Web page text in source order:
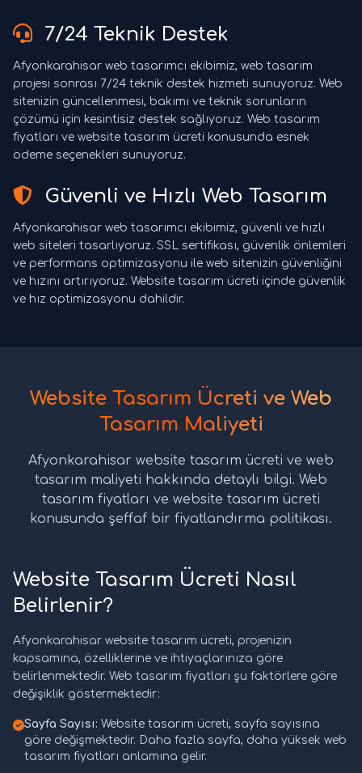
7/24 Teknik Destek
Afyonkarahisar web tasarımcı ekibimiz, web tasarım
projesi sonrası 7/24 teknik destek hizmeti sunuyoruz. Web
sitenizin güncellenmesi, bakımı ve teknik sorunların
çözümü için kesintisiz destek sağlıyoruz. Web tasarım
fiyatları ve website tasarım ücreti konusunda esnek
ödeme seçenekleri sunuyoruz.
Güvenli ve Hızlı Web Tasarım
Afyonkarahisar web tasarımcı ekibimiz, güvenli ve hızlı
web siteleri tasarlıyoruz. SSL sertifikası, güvenlik önlemleri
ve performans optimizasyonu ile web sitenizin güvenliğini
ve hızını artırıyoruz. Website tasarım ücreti içinde güvenlik
ve hız optimizasyonu dahildir.
Website Tasarım Ücreti ve Web
Tasarım Maliyeti
Afyonkarahisar website tasarım ücreti ve web
tasarım maliyeti hakkında detaylı bilgi. Web
tasarım fiyatları ve website tasarım ücreti
konusunda şeffaf bir fiyatlandırma politikası.
Website Tasarım Ücreti Nasıl
Belirlenir?
Afyonkarahisar website tasarım ücreti, projenizin
kapsamına, özelliklerine ve ihtiyaçlarınıza göre
belirlenmektedir. Web tasarım fiyatları şu faktörlere göre
değişiklik göstermektedir:
Sayfa Sayısı: Website tasarım ücreti, sayfa sayısına
göre değişmektedir. Daha fazla sayfa, daha yüksek web
tasarım fiyatları anlamına gelir.